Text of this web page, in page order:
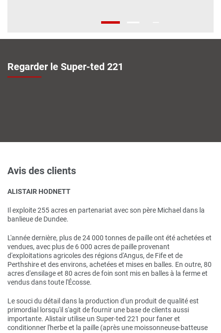
Regarder le Super-ted 221
Avis des clients
ALISTAIR HODNETT
Il exploite 255 acres en partenariat avec son père Michael dans la
banlieue de Dundee.
L'année dernière, plus de 24 000 tonnes de paille ont été achetées et
vendues, avec plus de 6 000 acres de paille provenant
d'exploitations agricoles des régions d'Angus, de Fife et de
Perthshire et des environs, achetées et mises en balles. En outre, 80
acres d'ensilage et 80 acres de foin sont mis en balles à la ferme et
vendus dans toute l'Écosse.
Le souci du détail dans la production d'un produit de qualité est
primordial lorsqu'il s'agit de fournir une base de clients aussi
importante. Alistair utilise un Super-ted 221 pour faner et
conditionner l'herbe et la paille (après une moissonneuse-batteuse